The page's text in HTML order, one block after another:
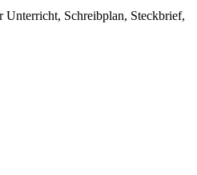
Unterricht, Schreibplan, Steckbrief,